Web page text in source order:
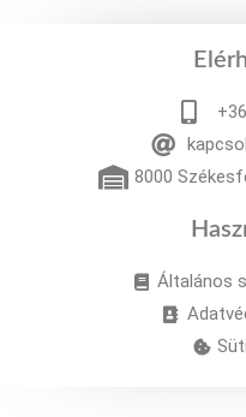
Általános
8000